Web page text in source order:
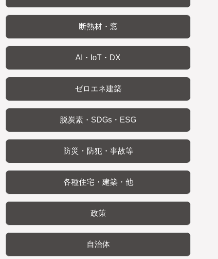
断熱材・窓
AI・IoT・DX
ゼロエネ建築
脱炭素・SDGs・ESG
防災・防犯・事故等
各種住宅・建築・他
政策
自治体